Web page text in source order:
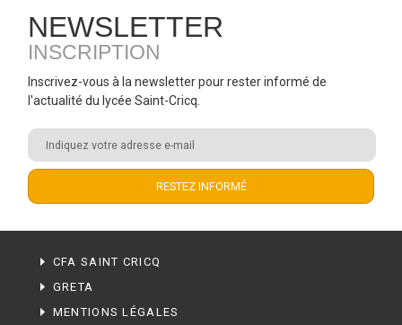
NEWSLETTER
INSCRIPTION
Inscrivez-vous à la newsletter pour rester informé de
l'actualité du lycée Saint-Cricq.
CFA SAINT CRICQ
GRETA
MENTIONS LÉGALES